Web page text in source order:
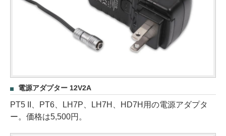
電源アダプター 12V2A
PT5 II、PT6、LH7P、LH7H、HD7H用の電源アダプタ
ー。価格は5,500円。